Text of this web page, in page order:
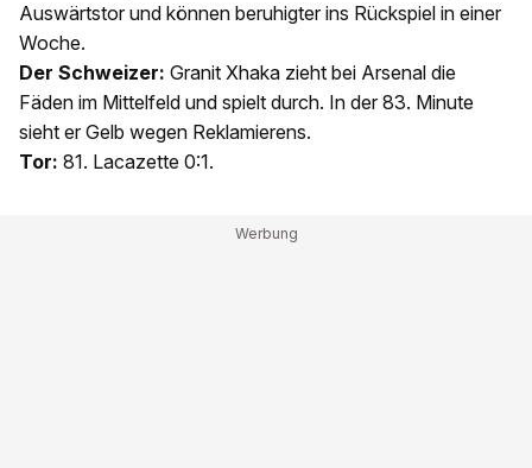
Auswärtstor und können beruhigter ins Rückspiel in einer
Woche.
Der Schweizer: Granit Xhaka zieht bei Arsenal die
Fäden im Mittelfeld und spielt durch. In der 83. Minute
sieht er Gelb wegen Reklamierens.
Tor: 81. Lacazette 0:1.